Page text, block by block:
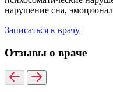
нарушение сна,
Записаться к врачу
Отзывы о враче